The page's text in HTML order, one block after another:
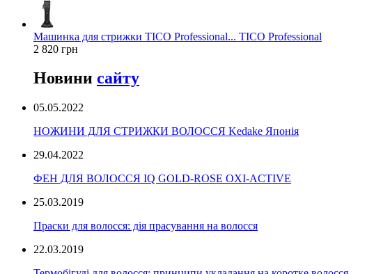
Машинка для стрижки TICO Professional... TICO Professional
2 820 грн
Новини сайту
05.05.2022
НОЖИНИ ДЛЯ СТРИЖКИ ВОЛОССЯ Kedake Японія
29.04.2022
ФЕН ДЛЯ ВОЛОССЯ IQ GOLD-ROSE OXI-ACTIVE
25.03.2019
Праски для волосся: дія прасування на волосся
22.03.2019